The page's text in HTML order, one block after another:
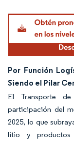
Por Función
Siendo el Pilar
El Transporte
participación del
2025, lo que
litio y productos